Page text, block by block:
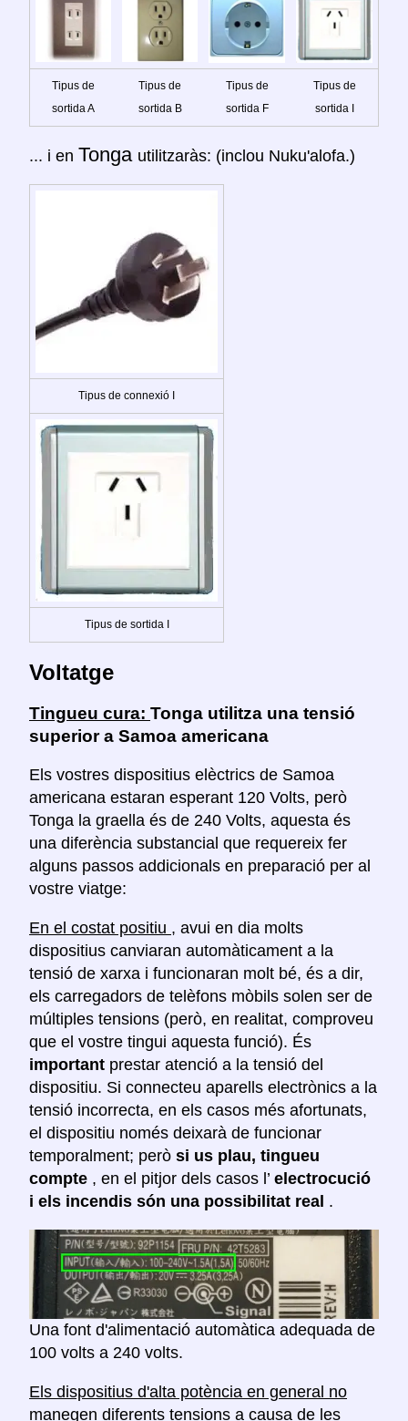
Tipus de
sortida A
Tipus de
sortida B
Tipus de
sortida F
Tipus de
sortida I
... i en Tonga utilitzaràs: (inclou Nuku'alofa.)
Tipus de connexió I
Tipus de sortida I
Voltatge
Tingueu cura: Tonga utilitza una tensió
superior a Samoa americana
Els vostres dispositius elèctrics de Samoa
americana estaran esperant 120 Volts, però
Tonga la graella és de 240 Volts, aquesta és
una diferència substancial que requereix fer
alguns passos addicionals en preparació per al
vostre viatge:
En el costat positiu , avui en dia molts
dispositius canviaran automàticament a la
tensió de xarxa i funcionaran molt bé, és a dir,
els carregadors de telèfons mòbils solen ser de
múltiples tensions (però, en realitat, comproveu
que el vostre tingui aquesta funció). És
important prestar atenció a la tensió del
dispositiu. Si connecteu aparells electrònics a la
tensió incorrecta, en els casos més afortunats,
el dispositiu només deixarà de funcionar
temporalment; però si us plau, tingueu
compte , en el pitjor dels casos l’ electrocució
i els incendis són una possibilitat real .
Una font d'alimentació automàtica adequada de
100 volts a 240 volts.
Els dispositius d'alta potència en general no
manegen diferents tensions a causa de les